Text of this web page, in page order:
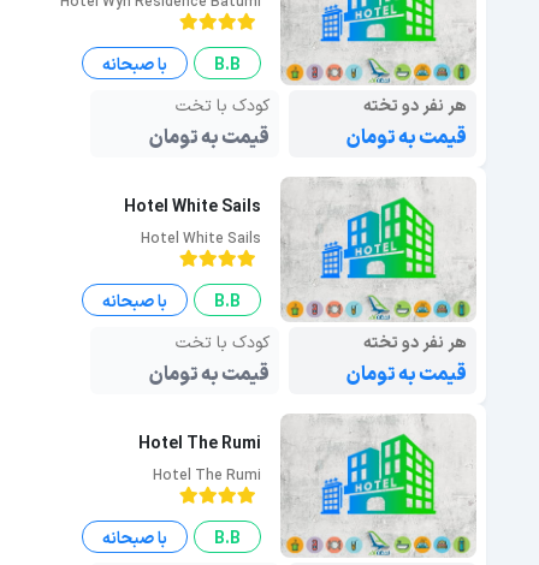
B.B
با صبحانه
هر نفر دو تخته
قیمت به تومان
کودک با تخت
قیمت به تومان
Hotel White Sails
Hotel White Sails
B.B
با صبحانه
هر نفر دو تخته
قیمت به تومان
کودک با تخت
قیمت به تومان
Hotel The Rumi
Hotel The Rumi
B.B
با صبحانه